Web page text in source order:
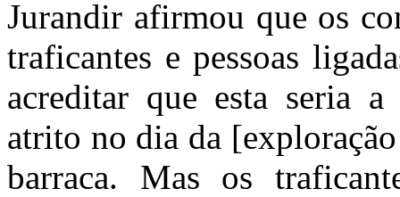
Jurandir afirmou que os
traficantes e pessoas
acreditar que esta seria
atrito no dia da
barraca. Mas os